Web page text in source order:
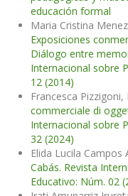
educación formal
Maria Cristina
Exposiciones
Diálogo entre
Internacional sobre
12 (2014)
Francesca Pizzigoni,
commerciale di
Internacional sobre
32 (2024)
Elida Lucila Campos
Cabás. Revista
Educativo: Núm. 02